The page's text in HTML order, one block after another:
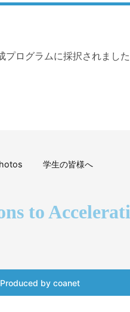
ログラムに採択されました
学生の皆様へ
to
Produced by coanet